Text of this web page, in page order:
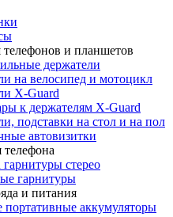
и планшетов
держатели
на велосипед и мотоцикл
X-Guard
к держателям X-Guard
подставки на стол и на пол
автовизитки
телефона
стерео
гарнитуры
и питания
аккумуляторы